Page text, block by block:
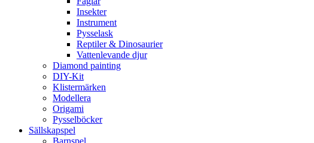
Insekter
Instrument
Pysselask
Reptiler & Dinosaurier
Vattenlevande djur
Diamond painting
DIY-Kit
Klistermärken
Modellera
Origami
Pysselböcker
Sällskapspel
Barnspel